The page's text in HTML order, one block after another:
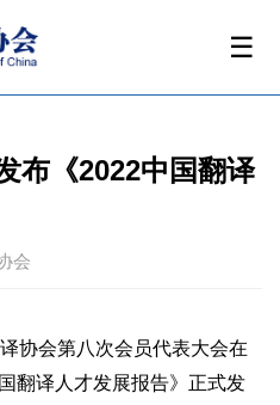
☰
布《2022中国翻译
会
协会第八次会员代表大会在
翻译人才发展报告》正式发